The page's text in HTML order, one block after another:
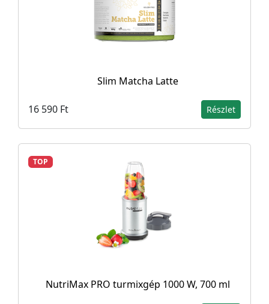
Slim Matcha Latte
16 590 Ft Részlet
TOP
NutriMax PRO turmixgép 1000 W, 700 ml